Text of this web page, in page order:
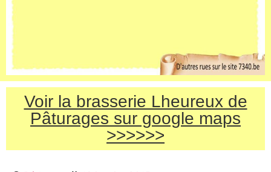
Voir la brasserie Lheureux de
Pâturages sur google maps
>>>>>>